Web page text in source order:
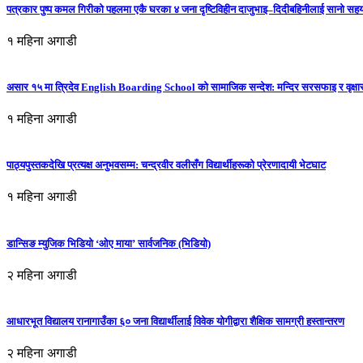
पत्रकार पुष्प कमल गिरीको पहलमा एकै घरका ४ जना दृष्टिविहीन दाजुभाइ–दिदीबहिनीलाई सानो
१ महिना अगाडी
असार १५ मा त्रिदेव English Boarding School को सामाजिक सन्देश: मन्दिर सरसफाइ र
१ महिना अगाडी
पाठ्यपुस्तकदेखि प्रत्यक्ष अनुभवसम्म: चन्द्रवीर वलीसँग विद्यार्थीहरूको प्रेरणादायी भेटघाट
१ महिना अगाडी
डान्सिङ म्युजिक भिडियो ‘ओए माया’ सार्वजनिक (भिडियो)
२ महिना अगाडी
आधारभूत विद्यालय रानागाउँका ६० जना विद्यार्थीलाई विवेक योगीद्वारा शैक्षिक सामग्री हस्तान्तरण
२ महिना अगाडी